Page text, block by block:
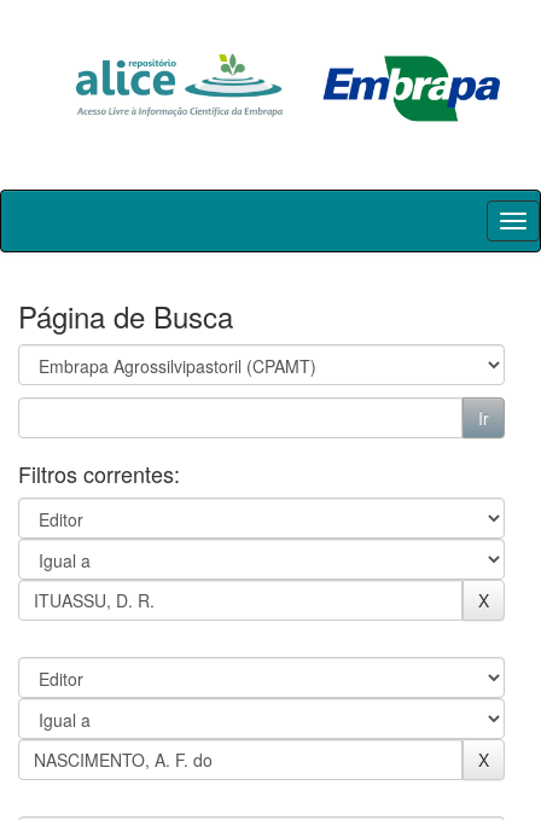
Skip
Página de Busca
Filtros correntes: